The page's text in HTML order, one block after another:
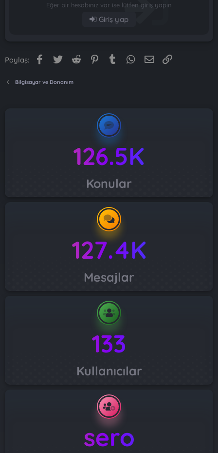
Eğer bir hesabınız var ise lütfen giriş yapın
Giriş yap
Paylaş: Facebook
Twitter Reddit PinterestTumblr WhatsApp
E-posta
Bilgisayar ve Donanım
126.5K
Konular
127.4K
Mesajlar
133
Kullanıcılar
sero